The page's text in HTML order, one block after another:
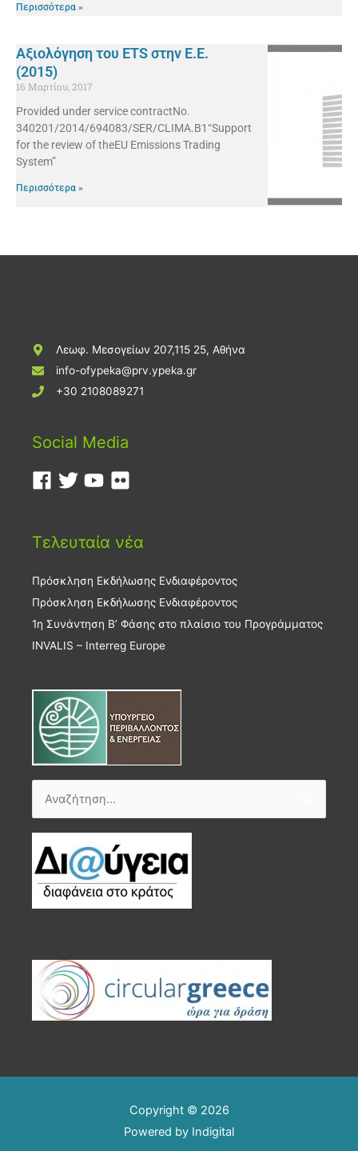
Περισσότερα »
Αξιολόγηση του ETS στην Ε.Ε.
(2015)
16 Μαρτίου, 2017
Provided under service contractNo.
340201/2014/694083/SER/CLIMA.B1“Support
for the review of theEU Emissions Trading
System”
Περισσότερα »
Λεωφ. Μεσογείων 207,115 25, Αθήνα
info-ofypeka@prv.ypeka.gr
+30 2108089271
Social Media
Τελευταία νέα
Πρόσκληση Εκδήλωσης Ενδιαφέροντος
Πρόσκληση Εκδήλωσης Ενδιαφέροντος
1η Συνάντηση Β’ Φάσης στο πλαίσιο του Προγράμματος
INVALIS – Interreg Europe
Αναζήτηση
Copyright © 2026
Powered by Indigital